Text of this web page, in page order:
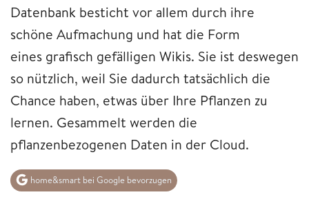
Datenbank besticht vor allem durch ihre
schöne Aufmachung und hat die Form
eines grafisch gefälligen Wikis. Sie ist deswegen
so nützlich, weil Sie dadurch tatsächlich die
Chance haben, etwas über Ihre Pflanzen zu
lernen. Gesammelt werden die
pflanzenbezogenen Daten in der Cloud.
home&smart bei Google bevorzugen